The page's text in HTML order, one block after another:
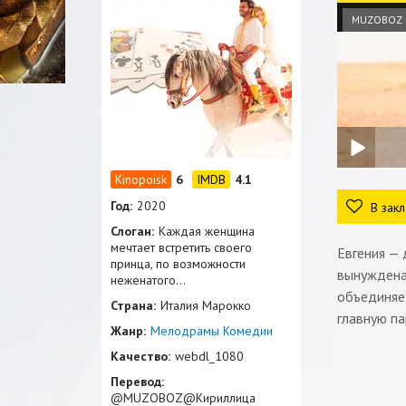
MUZOBOZ
В
Евгения —
главную
6
4.1
Год: 2020
Слоган: Каждая женщина
мечтает встретить своего
принца, по возможности
неженатого...
Страна: Италия Марокко
Жанр: Мелодрамы Комедии
Качество: webdl_1080
Перевод:
@MUZOBOZ@Кириллица